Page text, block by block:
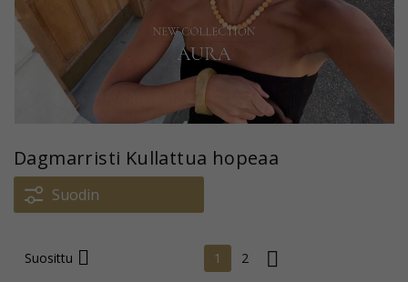
Dagmarristi Kullattua hopeaa
Suodin
Suosittu 1 2